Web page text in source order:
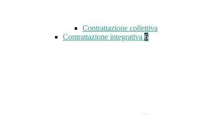
Contrattazione collettiva
Contrattazione integrativa 6